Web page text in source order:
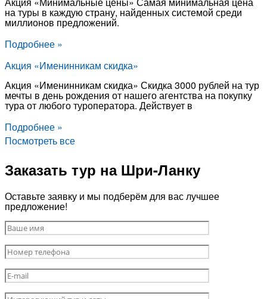
на туры в каждую страну, найденных системой среди
миллионов предложений.
Подробнее »
Акция «Именинникам скидка»
Акция «Именинникам скидка» Скидка 3000 рублей на тур
мечты в день рождения от нашего агентства на покупку
тура от любого туроператора. Действует в
Подробнее »
Посмотреть все
Заказать тур на Шри-Ланку
Оставьте заявку и мы подберём для вас лучшее
предложение!